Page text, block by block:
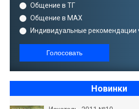
Общение в ТГ
Общение в MAX
Индивидуальные рекомендации
Голосовать
Новинки